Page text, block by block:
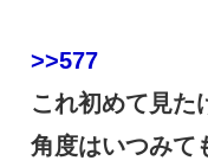
>>577
これ初めて見た
角度はいつみて